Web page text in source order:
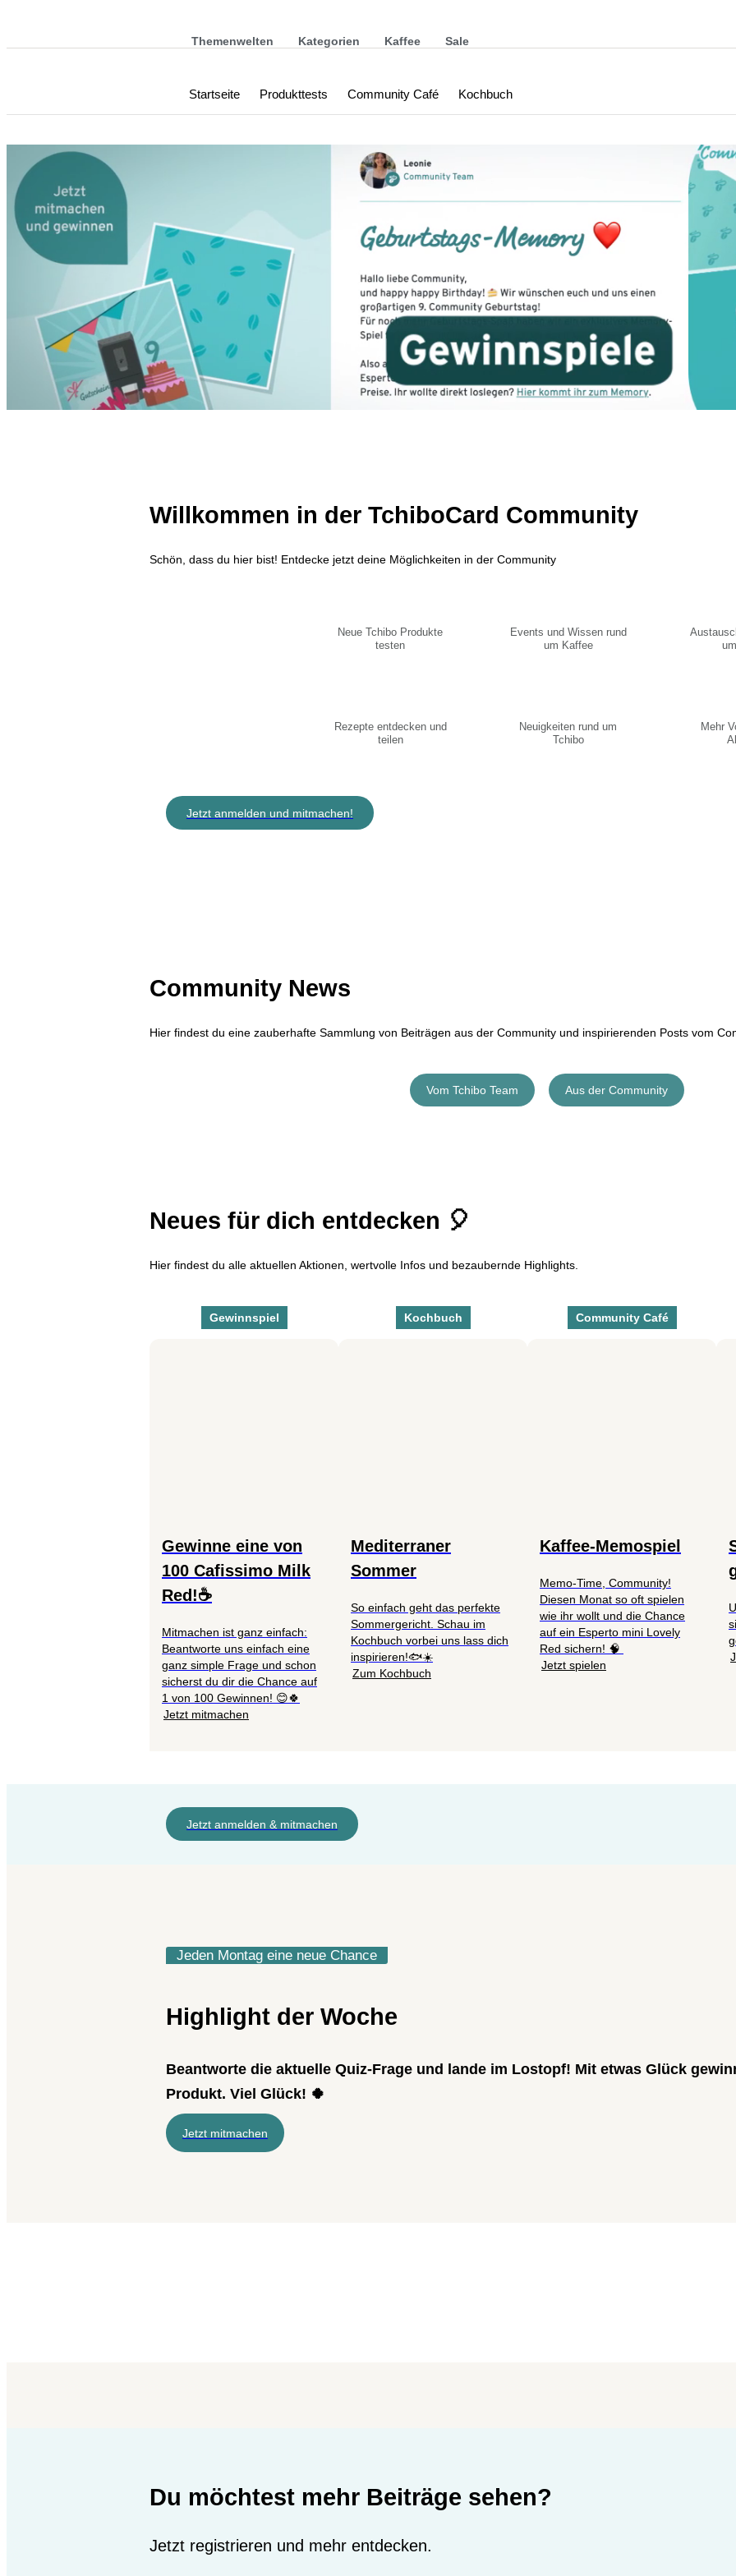
Themenwelten Kategorien Kaffee Sale
Startseite Produkttests Community Café Kochbuch
Willkommen in der TchiboCard Community
Schön, dass du hier bist! Entdecke jetzt deine Möglichkeiten in der Community
Neue Tchibo Produkte
testen
Events und Wissen rund
um Kaffee
Rezepte entdecken und
teilen
Neuigkeiten rund um
Tchibo
Mehr
Jetzt anmelden und mitmachen!
Community News
Hier findest du eine zauberhafte Sammlung von Beiträgen aus der Community und inspirierenden Posts vom
Vom Tchibo Team Aus der Community
Neues für dich entdecken 🎈
Hier findest du alle aktuellen Aktionen, wertvolle Infos und bezaubernde Highlights.
Gewinnspiel
Gewinne eine von
100 Cafissimo Milk
Red!☕
Mitmachen ist ganz einfach:
Beantworte uns einfach eine
ganz simple Frage und schon
sicherst du dir die Chance auf
1 von 100 Gewinnen! 😊🍀
Jetzt mitmachen
Kochbuch
Mediterraner
Sommer
So einfach geht das perfekte
Sommergericht. Schau im
Kochbuch vorbei uns lass dich
inspirieren!🐟☀️
Zum Kochbuch
Community Café
Kaffee-Memospiel
Memo-Time, Community!
Diesen Monat so oft spielen
wie ihr wollt und die Chance
auf ein Esperto mini Lovely
Red sichern! 🧠
Jetzt spielen
Jetzt anmelden & mitmachen
Jeden Montag eine neue Chance
Highlight der Woche
Beantworte die aktuelle Quiz-Frage und lande im Lostopf! Mit etwas Glück
Produkt. Viel Glück! 🍀
Jetzt mitmachen
Du möchtest mehr Beiträge sehen?
Jetzt registrieren und mehr entdecken.